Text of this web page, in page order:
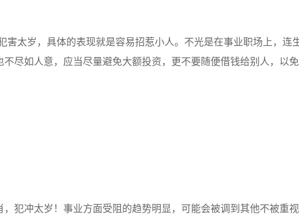
太岁，具体的表现就是容易招惹小人。不光是在事业职场上，连
尽如人意，应当尽量避免大额投资，更不要随便借钱给别人，以
冲太岁！事业方面受阻的趋势明显，可能会被调到其他不被重